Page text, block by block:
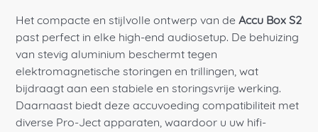
Het compacte en stijlvolle ontwerp van deAccu Box S2
past perfect in elke high-end audiosetup. De behuizing
van stevig aluminium beschermt tegen
elektromagnetische storingen en trillingen, wat
bijdraagt aan een stabiele en storingsvrije werking.
Daarnaast biedt deze accuvoeding compatibiliteit met
diverse Pro-Ject apparaten, waardoor u uw hifi-